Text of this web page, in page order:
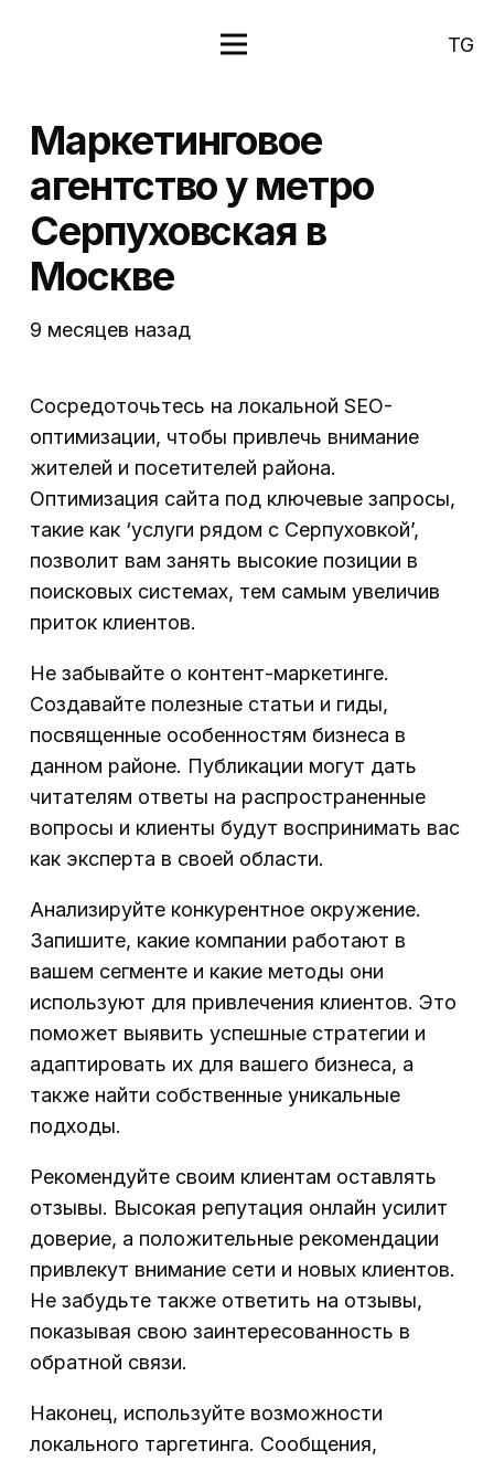
TG
Маркетинговое
агентство у метро
Серпуховская в
Москве
9 месяцев назад
Сосредоточьтесь на локальной SEO-
оптимизации, чтобы привлечь внимание
жителей и посетителей района.
Оптимизация сайта под ключевые запросы,
такие как ‘услуги рядом с Серпуховкой’,
позволит вам занять высокие позиции в
поисковых системах, тем самым увеличив
приток клиентов.
Не забывайте о контент-маркетинге.
Создавайте полезные статьи и гиды,
посвященные особенностям бизнеса в
данном районе. Публикации могут дать
читателям ответы на распространенные
вопросы и клиенты будут воспринимать вас
как эксперта в своей области.
Анализируйте конкурентное окружение.
Запишите, какие компании работают в
вашем сегменте и какие методы они
используют для привлечения клиентов. Это
поможет выявить успешные стратегии и
адаптировать их для вашего бизнеса, а
также найти собственные уникальные
подходы.
Рекомендуйте своим клиентам оставлять
отзывы. Высокая репутация онлайн усилит
доверие, а положительные рекомендации
привлекут внимание сети и новых клиентов.
Не забудьте также ответить на отзывы,
показывая свою заинтересованность в
обратной связи.
Наконец, используйте возможности
локального таргетинга. Сообщения,